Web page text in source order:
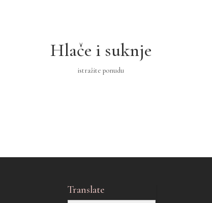
Hlače i suknje
istražite ponudu
Translate